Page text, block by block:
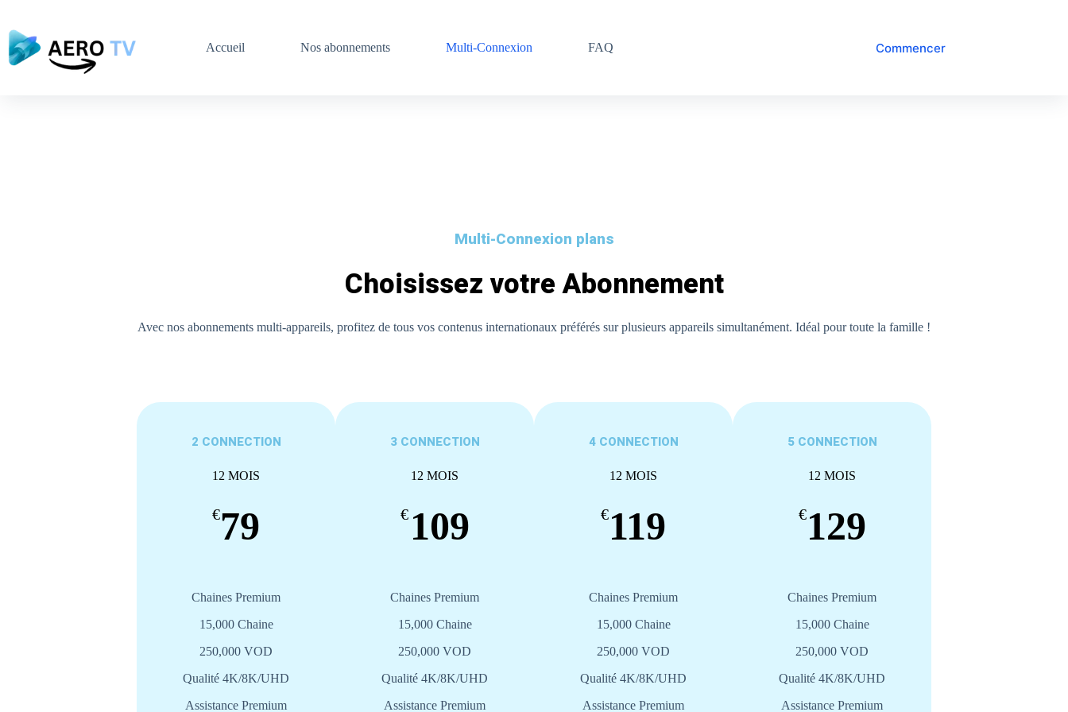
Accueil Nos abonnements Multi-Connexion FAQ Commencer
Multi-Connexion plans
Choisissez votre Abonnement
Avec nos abonnements multi-appareils, profitez de tous vos contenus internationaux préférés sur plusieurs appareils simultanément. Idéal pour toute la famille !
2 CONNECTION
12 MOIS
€79
Chaines Premium
15,000 Chaine
250,000 VOD
Qualité 4K/8K/UHD
Assistance Premium
3 CONNECTION
12 MOIS
€ 109
Chaines Premium
15,000 Chaine
250,000 VOD
Qualité 4K/8K/UHD
Assistance Premium
4 CONNECTION
12 MOIS
€119
Chaines Premium
15,000 Chaine
250,000 VOD
Qualité 4K/8K/UHD
Assistance Premium
5 CONNECTION
12 MOIS
€129
Chaines Premium
15,000 Chaine
250,000 VOD
Qualité 4K/8K/UHD
Assistance Premium